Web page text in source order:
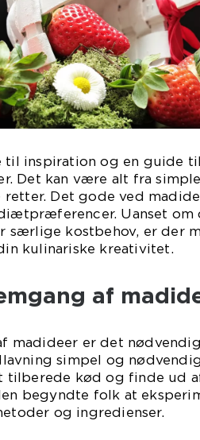
til inspiration og en guide
Det kan være alt fra
Det gode ved
Uanset om
særlige kostbehov, er der
kulinariske kreativitet.
af
madideer er det
simpel og
tilberede kød og finde ud
begyndte folk at
og ingredienser.